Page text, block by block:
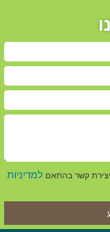
קשר בהתאם למדיניות